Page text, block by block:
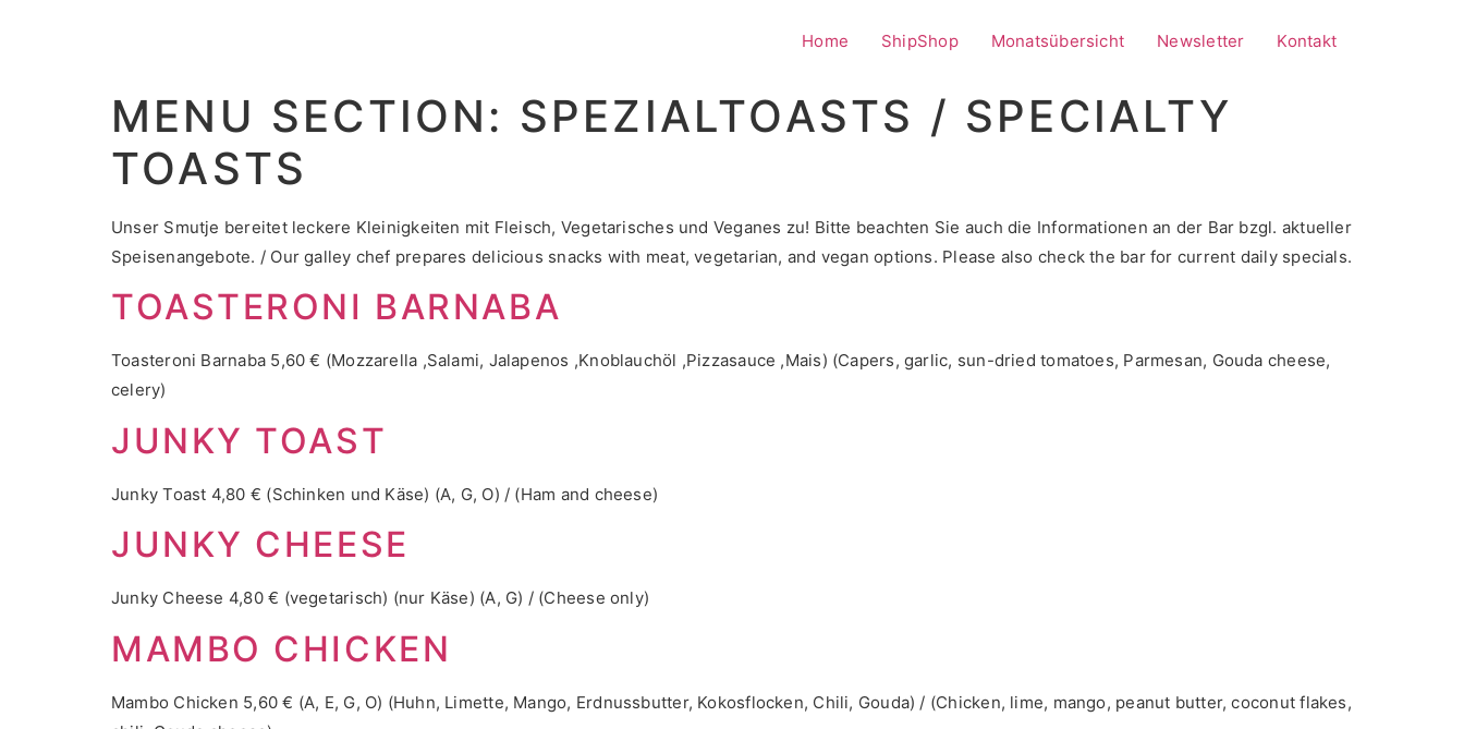
Home ShipShop Monatsübersicht Newsletter Kontakt
MENU SECTION: SPEZIALTOASTS / SPECIALTY
TOASTS
Unser Smutje bereitet leckere Kleinigkeiten mit Fleisch, Vegetarisches und Veganes zu! Bitte beachten Sie auch die Informationen an der Bar bzgl. aktueller
Speisenangebote. / Our galley chef prepares delicious snacks with meat, vegetarian, and vegan options. Please also check the bar for current daily specials.
TOASTERONI BARNABA
Toasteroni Barnaba 5,60 € (Mozzarella ,Salami, Jalapenos ,Knoblauchöl ,Pizzasauce ,Mais) (Capers, garlic, sun-dried tomatoes, Parmesan, Gouda cheese,
celery)
JUNKY TOAST
Junky Toast 4,80 € (Schinken und Käse) (A, G, O) / (Ham and cheese)
JUNKY CHEESE
Junky Cheese 4,80 € (vegetarisch) (nur Käse) (A, G) / (Cheese only)
MAMBO CHICKEN
Mambo Chicken 5,60 € (A, E, G, O) (Huhn, Limette, Mango, Erdnussbutter, Kokosflocken, Chili, Gouda) / (Chicken, lime, mango, peanut butter, coconut flakes,